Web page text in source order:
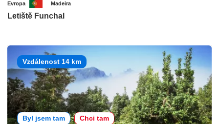
Evropa Madeira
Letiště Funchal
Vzdálenost 14 km
Byl jsem tam Chci tam